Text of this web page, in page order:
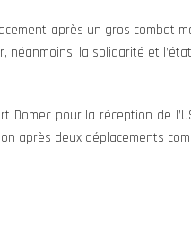
après un gros combat
la solidarité et
pour la réception de
après deux déplacements